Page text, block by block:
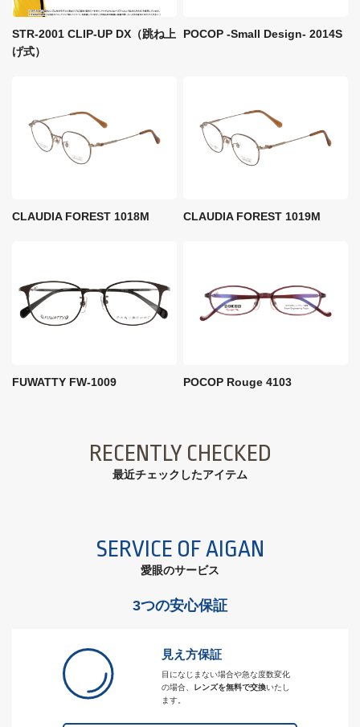
STR-2001 CLIP-UP DX（跳ね上
げ式）
POCOP -Small Design- 2014S
CLAUDIA FOREST 1018M CLAUDIA FOREST 1019M
FUWATTY FW-1009 POCOP Rouge 4103
RECENTLY CHECKED
最近チェックしたアイテム
SERVICE OF AIGAN
愛眼のサービス
3つの安心保証
見え方保証
目になじまない場合や急な度数変化
の場合、
レンズを無料で交換いたし
ます。